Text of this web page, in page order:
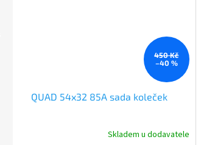
450 Kč
–40 %
QUAD 54x32 85A sada koleček
Skladem u dodavatele